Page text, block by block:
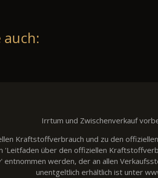
Irrtum und Zwischenverkauf
Kraftstoffverbrauch und zu den
'Leitfaden über den offiziellen
werden, der an allen
unentgeltlich erhältlich ist unter